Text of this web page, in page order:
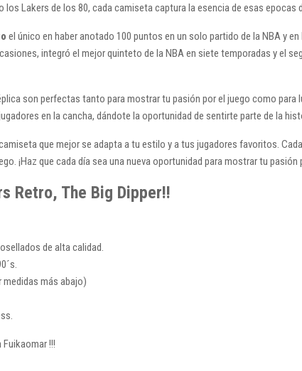
Lakers de los 80, cada camiseta captura la esencia de esas epocas
el único en haber anotado 100 puntos en un solo partido de la NBA y
integró el mejor quinteto de la NBA en siete temporadas y el
son perfectas tanto para mostrar tu pasión por el juego como
en la cancha, dándote la oportunidad de sentirte parte de la
que mejor se adapta a tu estilo y a tus jugadores favoritos.
¡Haz que cada día sea una nueva oportunidad para mostrar tu
Retro, The Big Dipper!!
de alta calidad.
medidas más abajo)
!!!